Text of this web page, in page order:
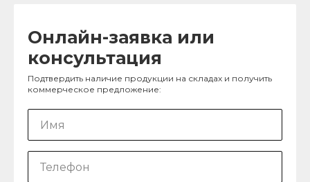
Онлайн-заявка или
консультация
Подтвердить наличие продукции на складах и получить
коммерческое предложение: